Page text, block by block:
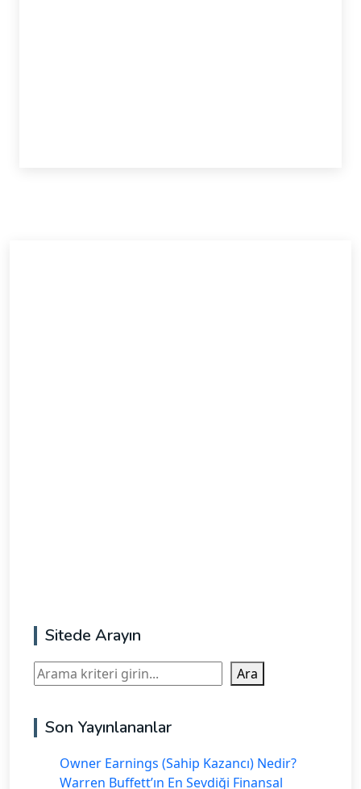
Sitede Arayın
Ara Ara
Son Yayınlananlar
Owner Earnings (Sahip Kazancı) Nedir?
Warren Buffett’ın En Sevdiği Finansal